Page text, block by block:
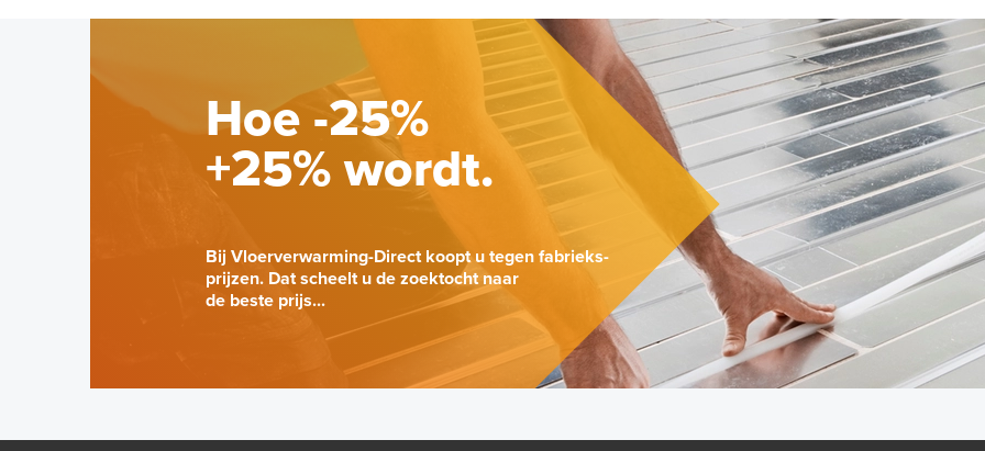
Hoe -25%
+25% wordt.
Bij Vloerverwarming-Direct koopt u tegen fabrieks-
prijzen. Dat scheelt u de zoektocht naar
de beste prijs...